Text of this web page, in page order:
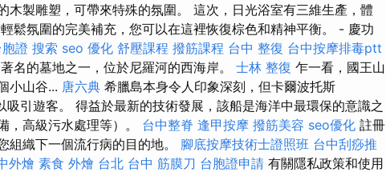
木製雕塑，可帶來特殊的氛圍。 這次，日光浴室有三維生產，體
鬆氛圍的完美補充，您可以在這裡恢復棕色和精神平衡。 - 慶功
證 搜索 seo 優化 舒壓課程 撥筋課程 台中 整復 台中按摩排毒ptt
名的墓地之一，位於尼羅河的西海岸。 士林 整復 乍一看，國王山
小山谷... 唐六典 希臘島本身令人印象深刻，但卡爾波托斯
吸引遊客。 得益於最新的技術發展，該船是海洋中最環保的意識之
，高級污水處理等）。 台中整脊 逢甲按摩 撥筋美容 seo優化 註冊
組織下一個流行病的目的地。 腳底按摩技術士證照班 台中刮痧推
外燴 素食 外燴 台北 台中 筋膜刀 台胞證申請 有關隱私政策和使用